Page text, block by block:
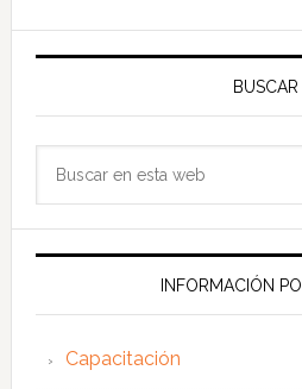
BUSCAR
web
INFORMACIÓN
Capacitación